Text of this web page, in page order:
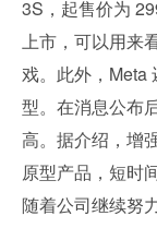
3S，起售价为
上市，可以用来
戏。此外，Meta
型。在消息公布
高。据介绍，增
原型产品，短时
随着公司继续努